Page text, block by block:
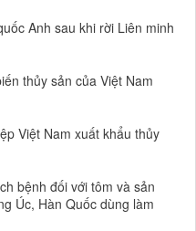
Anh sau khi rời Liên minh
thủy sản của Việt Nam
Việt Nam xuất khẩu thủy
bệnh đối với tôm và sản
Úc, Hàn Quốc dùng làm